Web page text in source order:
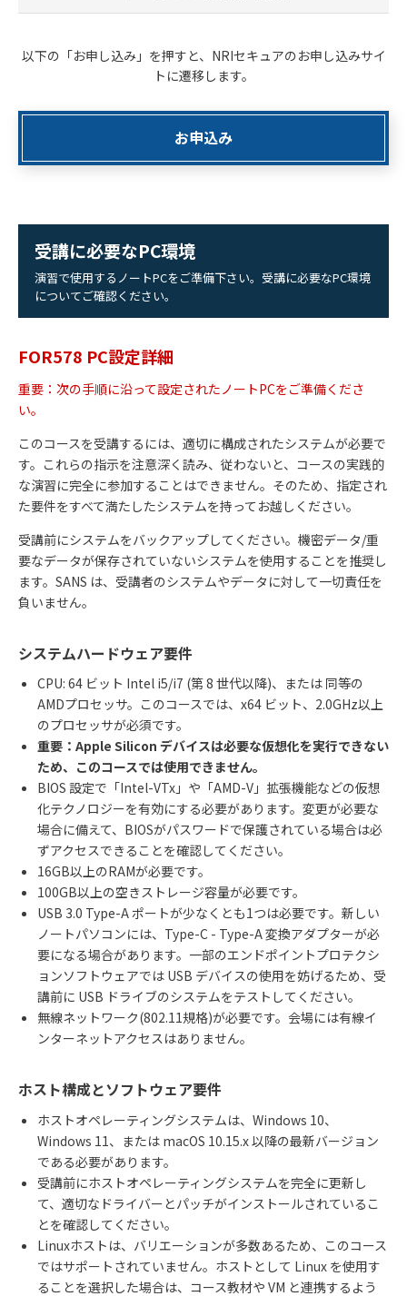
以下の「お申し込み」を押すと、NRIセキュアのお申し込みサイ
トに遷移します。
お申込み
受講に必要なPC環境
演習で使用するノートPCをご準備下さい。受講に必要なPC環境
についてご確認ください。
FOR578 PC設定詳細
重要：次の手順に沿って設定されたノートPCをご準備くださ
い。
このコースを受講するには、適切に構成されたシステムが必要で
す。これらの指示を注意深く読み、従わないと、コースの実践的
な演習に完全に参加することはできません。そのため、指定され
た要件をすべて満たしたシステムを持ってお越しください。
受講前にシステムをバックアップしてください。機密データ/重
要なデータが保存されていないシステムを使用することを推奨し
ます。 SANS は、受講者のシステムやデータに対して一切責任を
負いません。
システムハードウェア要件
CPU: 64 ビット Intel i5/i7 (第8 世代以降)、または 同等の
AMDプロセッサ。このコースでは、 x64 ビット、 2.0GHz以上
のプロセッサが必須です。
重要： Apple Silicon デバイスは必要な仮想化を実行できない
ため、このコースでは使用できません。
BIOS 設定で「Intel-VTx 」や「AMD-V 」拡張機能などの仮想
化テクノロジーを有効にする必要があります。変更が必要な
場合に備えて、 BIOSがパスワードで保護されている場合は必
ずアクセスできることを確認してください。
16GB以上のRAMが必要です。
100GB以上の空きストレージ容量が必要です。
USB 3.0 Type-Aポートが少なくとも1つは必要です。新しい
ノートパソコンには、 Type-C - Type-A変換アダプターが必
要になる場合があります。一部のエンドポイントプロテクシ
ョンソフトウェアでは USB デバイスの使用を妨げるため、受
講前に USB ドライブのシステムをテストしてください。
無線ネットワーク(802.11規格)が必要です。会場には有線イ
ンターネットアクセスはありません。
ホスト構成とソフトウェア要件
ホストオペレーティングシステムは、 Windows 10、
Windows 11、または macOS 10.15.x以降の最新バージョン
である必要があります。
受講前にホストオペレーティングシステムを完全に更新し
て、適切なドライバーとパッチがインストールされているこ
とを確認してください。
Linuxホストは、バリエーションが多数あるため、このコース
ではサポートされていません。ホストとして Linux を使用す
ることを選択した場合は、コース教材や VM と連携するよう